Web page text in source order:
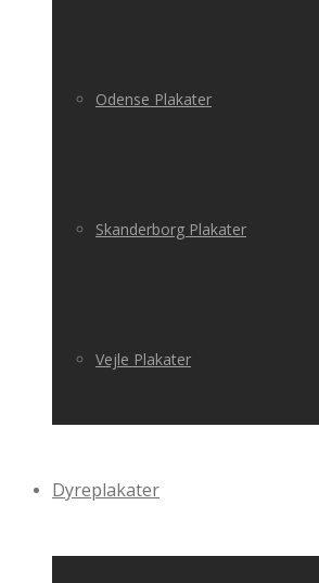
Odense Plakater
Skanderborg Plakater
Vejle Plakater
Dyreplakater